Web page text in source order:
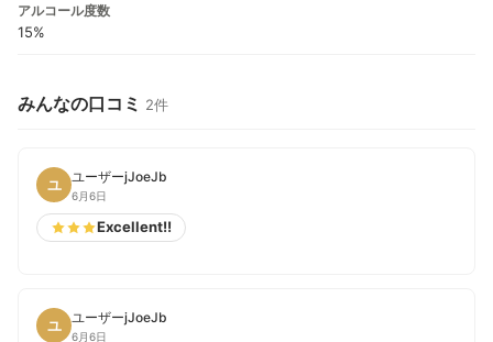
アルコール度数
15%
みんなの口コミ 2件
ユ ユーザーjJoeJb
6月6日
Excellent!!
ユ ユーザーjJoeJb
6月6日